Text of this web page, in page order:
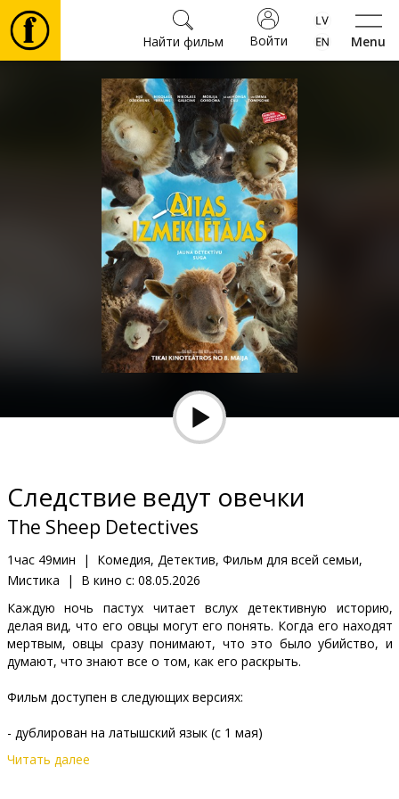
Menu
Войти
Найти фильм
Фильмы
Культура
Мероприятия
Новости
Подарки
Клуб
Следствие ведут овечки
The Sheep Detectives
1час 49мин |
Комедия, Детектив, Фильм для всей семьи,
Мистика
| В кино с: 08.05.2026
Каждую ночь пастух читает вслух детективную историю,
делая вид, что его овцы могут его понять. Когда его находят
мертвым, овцы сразу понимают, что это было убийство, и
думают, что знают все о том, как его раскрыть.
Фильм доступен в следующих версиях:
- дублирован на латышский язык (с 1 мая)
- дублирован на русский язык с латышскими субтитрами (с 15
Читать далее